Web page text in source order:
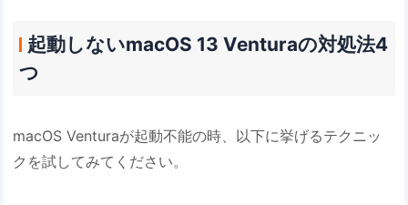
起動しないmacOS 13 Venturaの対処法4
つ
macOS Venturaが起動不能の時、以下に挙げるテクニッ
クを試してみてください。